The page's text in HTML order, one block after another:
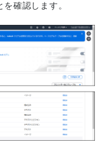
確認します。